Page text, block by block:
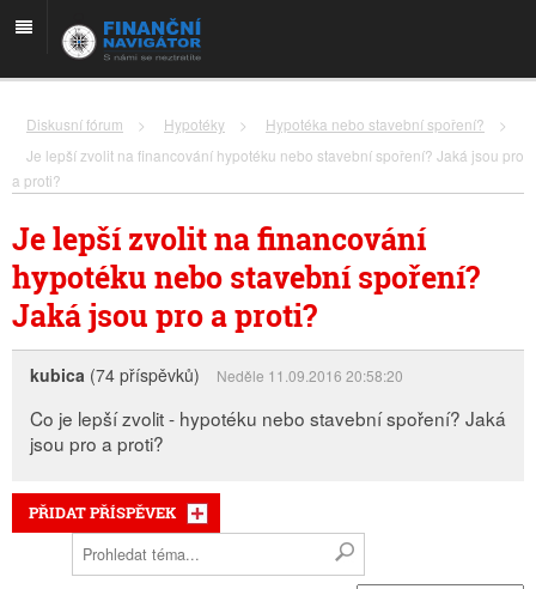
Diskusní fórum > Hypotéky > Hypotéka nebo stavební spoření?
>
Je lepší zvolit na financování hypotéku nebo stavební spoření? Jaká jsou pro
a proti?
Je lepší zvolit na financování
hypotéku nebo stavební spoření?
Jaká jsou pro a proti?
kubica (74 příspěvků) Neděle 11.09.2016 20:58:20
Co je lepší zvolit - hypotéku nebo stavební spoření? Jaká
jsou pro a proti?
PŘIDAT PŘÍSPĚVEK